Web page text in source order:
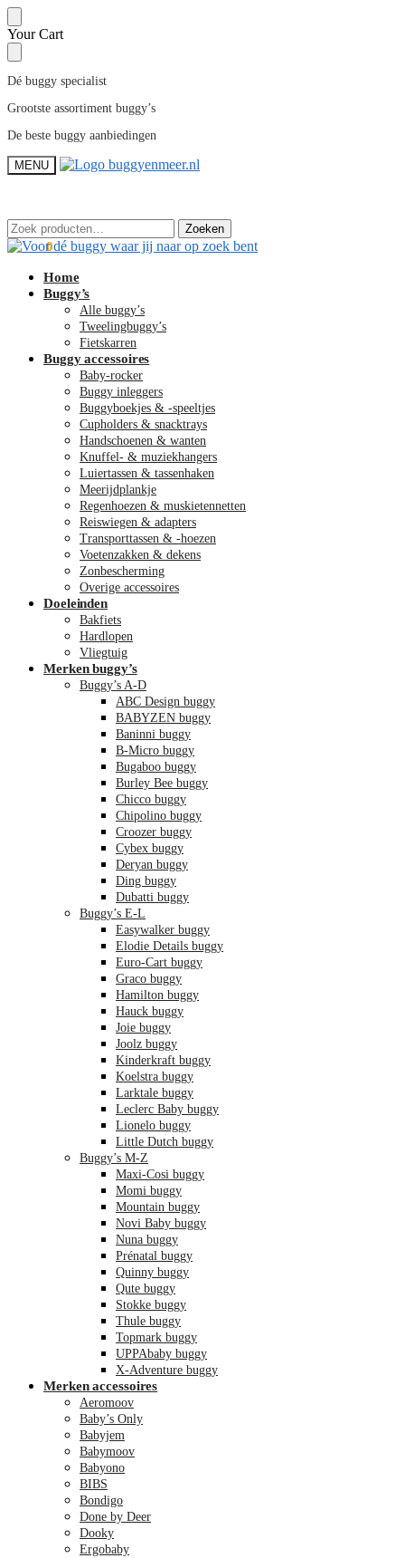
Skip
to
navigation
Skip
to
content
Your Cart
Dé buggy specialist
Grootste assortiment buggy’s
De beste buggy aanbiedingen
MENU
Zoeken
naar:
Zoeken
€0,00 0
Zoeken
naar:
Zoeken
Home
Buggy’s
Alle buggy’s
Tweelingbuggy’s
Fietskarren
Buggy accessoires
Baby-rocker
Buggy inleggers
Buggyboekjes & -speeltjes
Cupholders & snacktrays
Handschoenen & wanten
Knuffel- & muziekhangers
Luiertassen & tassenhaken
Meerijdplankje
Regenhoezen & muskietennetten
Reiswiegen & adapters
Transporttassen & -hoezen
Voetenzakken & dekens
Zonbescherming
Overige accessoires
Doeleinden
Bakfiets
Hardlopen
Vliegtuig
Merken buggy’s
Buggy’s A-D
ABC Design buggy
BABYZEN buggy
Baninni buggy
B-Micro buggy
Bugaboo buggy
Burley Bee buggy
Chicco buggy
Chipolino buggy
Croozer buggy
Cybex buggy
Deryan buggy
Ding buggy
Dubatti buggy
Buggy’s E-L
Easywalker buggy
Elodie Details buggy
Euro-Cart buggy
Graco buggy
Hamilton buggy
Hauck buggy
Joie buggy
Joolz buggy
Kinderkraft buggy
Koelstra buggy
Larktale buggy
Leclerc Baby buggy
Lionelo buggy
Little Dutch buggy
Buggy’s M-Z
Maxi-Cosi buggy
Momi buggy
Mountain buggy
Novi Baby buggy
Nuna buggy
Prénatal buggy
Quinny buggy
Qute buggy
Stokke buggy
Thule buggy
Topmark buggy
UPPAbaby buggy
X-Adventure buggy
Merken accessoires
Aeromoov
Baby’s Only
Babyjem
Babymoov
Babyono
BIBS
Bondigo
Done by Deer
Dooky
Ergobaby